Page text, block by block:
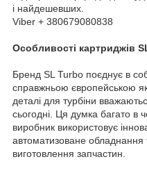
і найдешевших.
Viber + 380679080838
Особливості картриджів
Бренд SL Turbo поєднує в
справжньою європейською
деталі для турбіни
сьогодні. Ця думка багато в
виробник використовує
автоматизоване обладнання
виготовлення запчастин.